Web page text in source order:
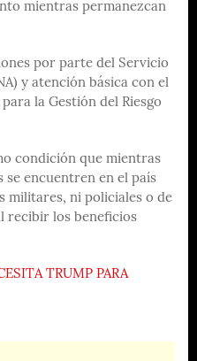
mientras permanezcan
por parte del Servicio
y atención básica con el
la Gestión del Riesgo
condición que mientras
se encuentren en el país
militares, ni policiales o de
recibir los beneficios
TRUMP PARA